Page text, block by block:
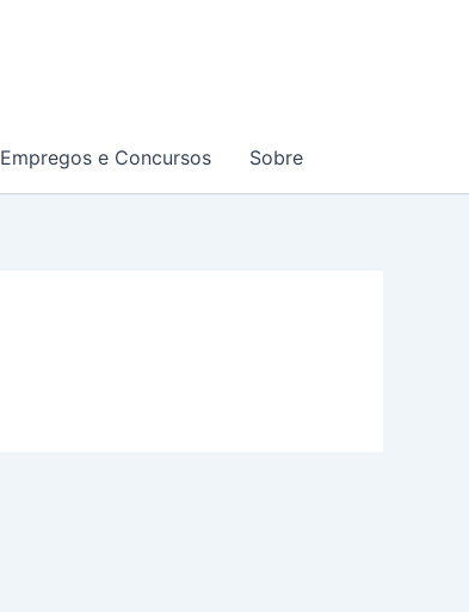
Empregos e Concursos Sobre